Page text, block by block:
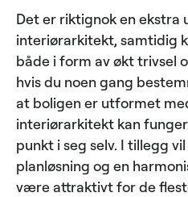
Det er riktignok en ekstra
interiørarkitekt, samtidig
både i form av økt trivsel
hvis du noen gang
at boligen er utformet
interiørarkitekt kan
punkt i seg selv. I tillegg
planløsning og en
være attraktivt for de